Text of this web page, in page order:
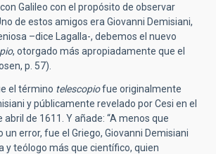
Galileo con el propósito de observar
de estos amigos era Giovanni Demisiani,
–dice Lagalla-, debemos el nuevo
, otorgado más apropiadamente que el
p. 57).
el término telescopiofue originalmente
y públicamente revelado por Cesi en el
de 1611. Y añade: “A menos que
error, fue el Griego, Giovanni Demisiani
y teólogo más que científico, quien